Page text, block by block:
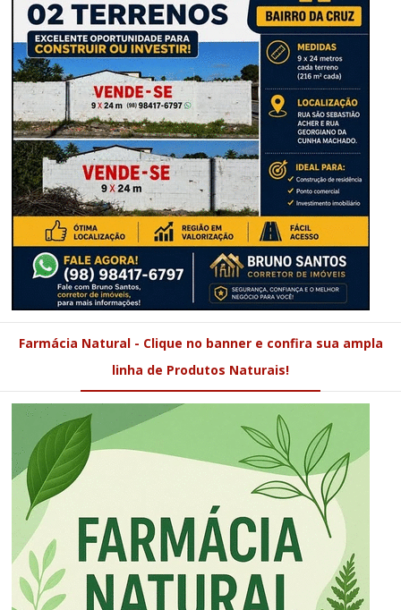
Farmácia Natural - Clique no banner e confira sua ampla
linha de Produtos Naturais!